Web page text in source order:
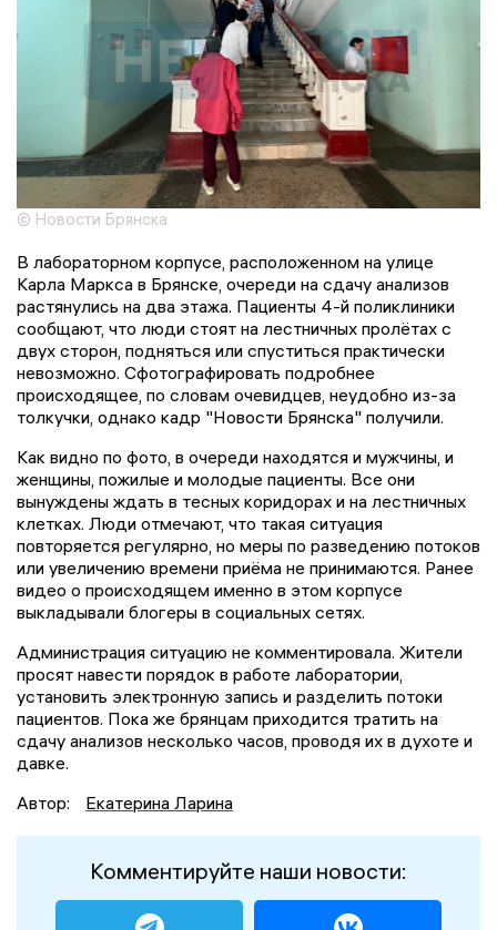
© Новости Брянска
В лабораторном корпусе, расположенном на улице
Карла Маркса в Брянске, очереди на сдачу анализов
растянулись на два этажа. Пациенты 4-й поликлиники
сообщают, что люди стоят на лестничных пролётах с
двух сторон, подняться или спуститься практически
невозможно. Сфотографировать подробнее
происходящее, по словам очевидцев, неудобно из-за
толкучки, однако кадр "Новости Брянска" получили.
Как видно по фото, в очереди находятся и мужчины, и
женщины, пожилые и молодые пациенты. Все они
вынуждены ждать в тесных коридорах и на лестничных
клетках. Люди отмечают, что такая ситуация
повторяется регулярно, но меры по разведению потоков
или увеличению времени приёма не принимаются. Ранее
видео о происходящем именно в этом корпусе
выкладывали блогеры в социальных сетях.
Администрация ситуацию не комментировала. Жители
просят навести порядок в работе лаборатории,
установить электронную запись и разделить потоки
пациентов. Пока же брянцам приходится тратить на
сдачу анализов несколько часов, проводя их в духоте и
давке.
Автор:
Екатерина Ларина
Комментируйте наши новости: